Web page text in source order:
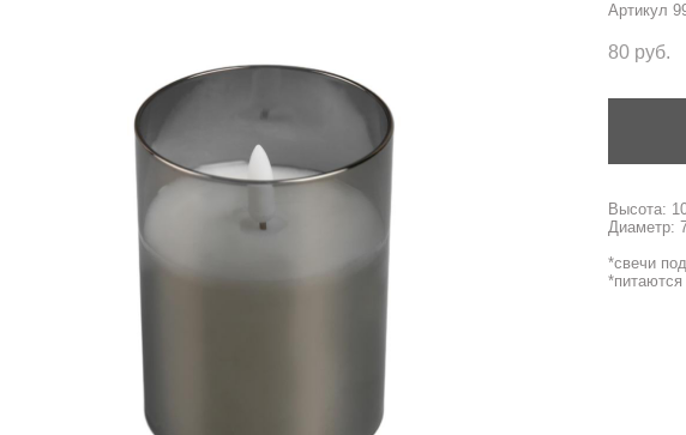
Артикул
80 pуб.
Высота:
Диаметр:
*свечи